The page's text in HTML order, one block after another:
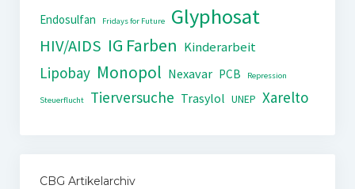
Endosulfan
Fridays for Future Glyphosat
HIV/AIDS IG Farben Kinderarbeit
Lipobay Monopol Nexavar PCB Repression
Steuerflucht Tierversuche Trasylol UNEP Xarelto
CBG Artikelarchiv